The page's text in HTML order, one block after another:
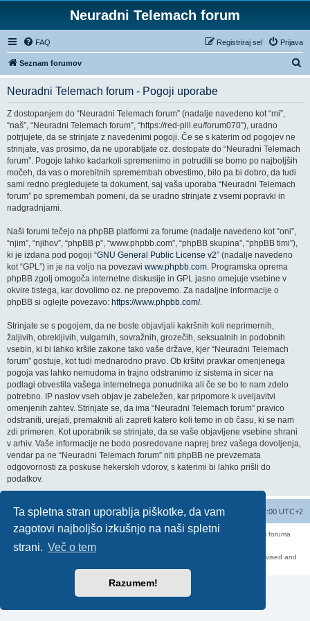
Ta spletna stran uporablja piškotke, da vam
zagotovi najboljšo izkušnjo na naši spletni
strani. Več o tem
Razumem!
Neuradni Telemach forum
FAQ Prijava
Registriraj se!
Seznam forumov
s
Neuradni Telemach forum - Pogoji uporabe
Z dostopanjem do “Neuradni Telemach forum” (nadalje navedeno kot “mi”,
“naš”, “Neuradni Telemach forum”, “https://red-pill.eu/forum070”), uradno
potrjujete, da se strinjate z navedenimi pogoji. Če se s katerim od pogojev ne
strinjate, vas prosimo, da ne uporabljate oz. dostopate do “Neuradni Telemach
forum”. Pogoje lahko kadarkoli spremenimo in potrudili se bomo po najboljših
močeh, da vas o morebitnih spremembah obvestimo, bilo pa bi dobro, da tudi
sami redno pregledujete ta dokument, saj vaša uporaba “Neuradni Telemach
forum” po spremembah pomeni, da se uradno strinjate z vsemi popravki in
nadgradnjami.
Naši forumi tečejo na phpBB platformi za forume (nadalje navedeno kot “oni”,
“njim”, “njihov”, “phpBB p”, “www.phpbb.com”, “phpBB skupina”, “phpBB timi”),
ki je izdana pod pogoji “GNU General Public License v2” (nadalje navedeno
kot “GPL”) in je na voljo na povezavi www.phpbb.com. Programska oprema
phpBB zgolj omogoča internetne diskusije in GPL jasno omejuje vsebine v
okvire tistega, kar dovolimo oz. ne prepovemo. Za nadaljne informacije o
phpBB si oglejte povezavo: https://www.phpbb.com/.
Strinjate se s pogojem, da ne boste objavljali kakršnih koli neprimernih,
žaljivih, obrekljivih, vulgarnih, sovražnih, grozečih, seksualnih in podobnih
vsebin, ki bi lahko kršile zakone tako vaše države, kjer “Neuradni Telemach
forum” gostuje, kot tudi mednarodno pravo. Ob kršitvi pravkar omenjenega
pogoja vas lahko nemudoma in trajno odstranimo iz sistema in sicer na
podlagi obvestila vašega internetnega ponudnika ali če se bo to nam zdelo
potrebno. IP naslov vseh objav je zabeležen, kar pripomore k uveljavitvi
omenjenih zahtev. Strinjate se, da ima “Neuradni Telemach forum” pravico
odstraniti, urejati, premakniti ali zapreti katero koli temo in ob času, ki se nam
zdi primeren. Kot uporabnik se strinjate, da se vaše objavljene vsebine shrani
v arhiv. Vaše informacije ne bodo posredovane naprej brez vašega dovoljenja,
vendar pa ne “Neuradni Telemach forum” niti phpBB ne prevzemata
odgovornosti za poskuse hekerskih vdorov, s katerimi bi lahko prišli do
podatkov.
Seznam forumov Vsi časi so UTC+02:00 UTC+2
Izbriši vse piškotke
Forum070 je neuradni forum uporabnikov operaterja Telemach. Administratorji foruma
Za vse objavljene prispevke odgovarjajo izključno njihovi avtorji.
https://red-pill.eu/forum070 -- forum070@red-pill.eu -- Powered by phpBB3 -- revised and